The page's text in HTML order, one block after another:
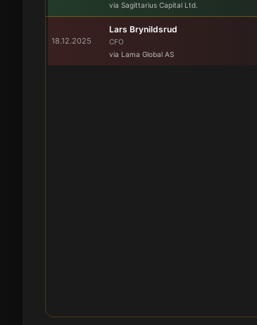
via Sagittarius Capital Ltd.
18.12.2025
Lars Brynildsrud
CFO
via Lama Global AS